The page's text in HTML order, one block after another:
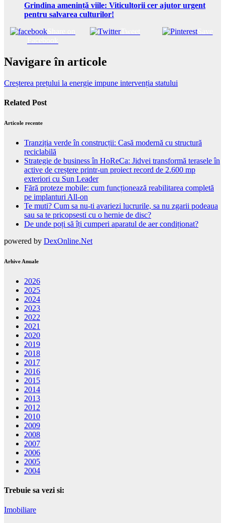
Grindina amenință viile: Viticultorii cer ajutor urgent
pentru salvarea culturilor!
Tweet Save
Navigare în articole
Creșterea prețului la energie impune intervenția statului
Related Post
Articole recente
Tranziția verde în construcții: Casă modernă cu structură
reciclabilă
Strategie de business în HoReCa: Jidvei transformă terasele în
active de creștere printr-un proiect record de 2.600 mp
exteriori cu Sun Leader
Fără proteze mobile: cum funcționează reabilitarea completă
pe implanturi All-on
Te muti? Cum sa nu-ti avariezi lucrurile, sa nu zgarii podeaua
sau sa te pricopsesti cu o hernie de disc?
De unde poți să îți cumperi aparatul de aer condiționat?
powered by DexOnline.Net
Arhive Anuale
2026
2025
2024
2023
2022
2021
2020
2019
2018
2017
2016
2015
2014
2013
2012
2010
2009
2008
2007
2006
2005
2004
Trebuie sa vezi si:
Imobiliare